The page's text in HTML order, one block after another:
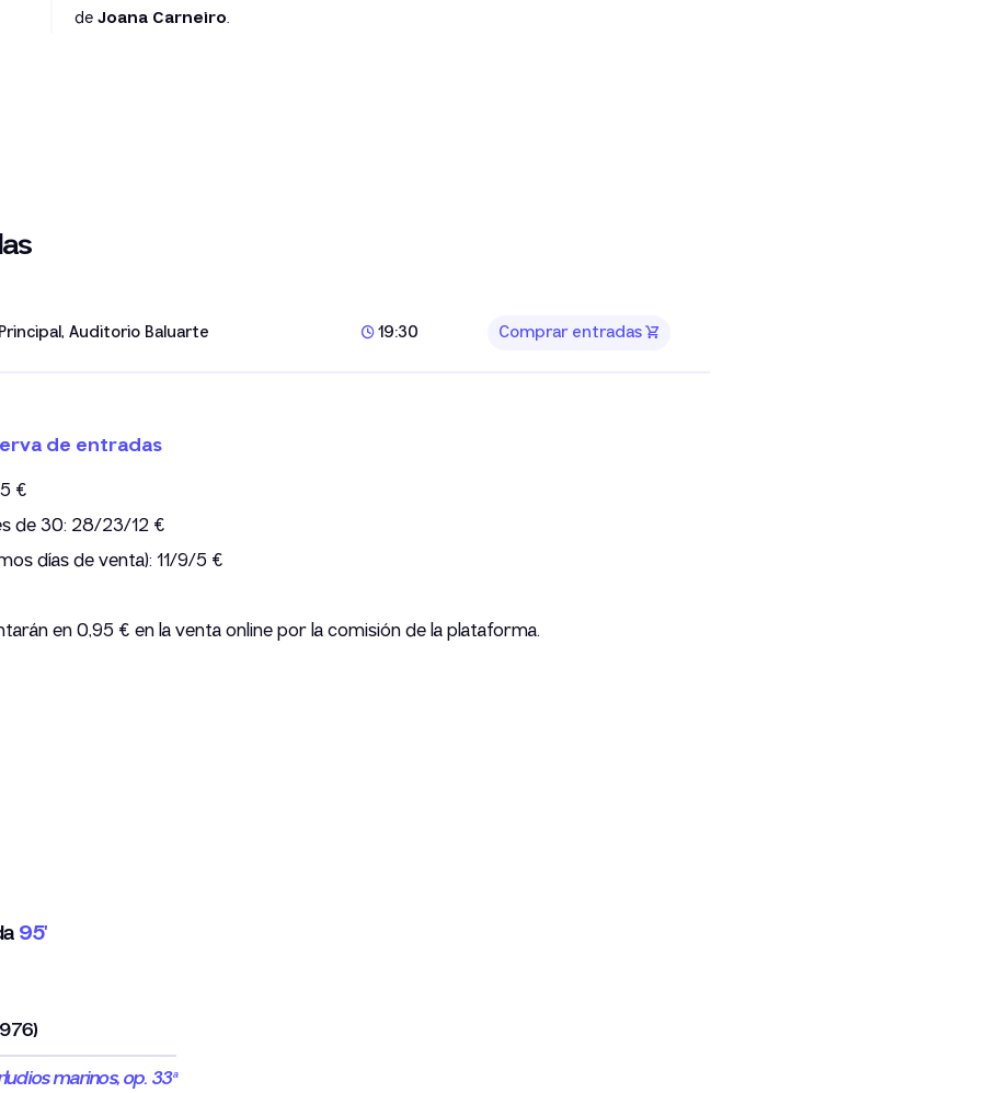
deJoana Carneiro.
Auditorio Baluarte 19:30 Comprar entradas
de entradas
€
de 30: 28/23/12 €
días de venta): 11/9/5 €
en 0,95 € en la venta online por la comisión de la plataforma.
95'
marinos, op. 33ª